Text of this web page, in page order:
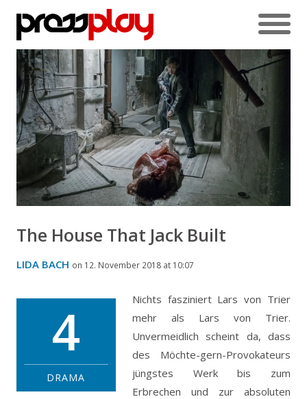
The House That Jack Built
LIDA BACH on 12. November 2018 at 10:07
4
DRAMA
Nichts fasziniert Lars von Trier
mehr als Lars von Trier.
Unvermeidlich scheint da, dass
des Möchte-gern-Provokateurs
jüngstes Werk bis zum
Erbrechen und zur absoluten